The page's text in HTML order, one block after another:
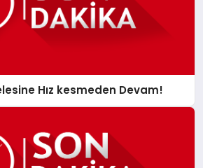
Hız kesmeden Devam!